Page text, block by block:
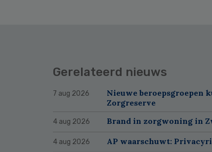
Gerelateerd nieuws
7 aug 2026
Nieuwe beroepsgroepen
Zorgreserve
4 aug 2026 Brand in zorgwoning in
4 aug 2026 AP waarschuwt: